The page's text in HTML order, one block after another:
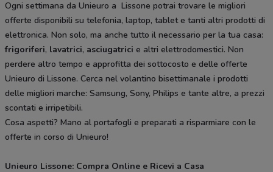
Ogni settimana da Unieuro a Lissone potrai trovare le migliori
offerte disponibili su telefonia, laptop, tablet e tanti altri prodotti di
elettronica. Non solo, ma anche tutto il necessario per la tua casa:
frigoriferi, lavatrici, asciugatrici e altri elettrodomestici. Non
perdere altro tempo e approfitta dei sottocosto e delle offerte
Unieuro di Lissone. Cerca nel volantino bisettimanale i prodotti
delle migliori marche: Samsung, Sony, Philips e tante altre, a prezzi
scontati e irripetibili.
Cosa aspetti? Mano al portafogli e preparati a risparmiare con le
offerte in corso di Unieuro!
Unieuro Lissone: Compra Online e Ricevi a Casa